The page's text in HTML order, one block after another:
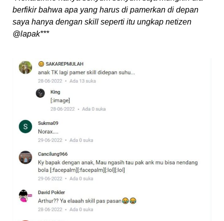
berfikir bahwa apa yang harus di pamerkan di depan
saya hanya dengan skill seperti itu ungkap netizen
@lapak***